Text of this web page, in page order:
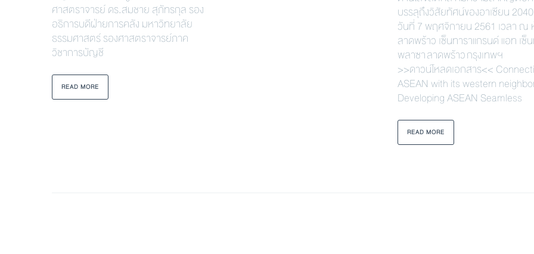
ศาสตราจารย์ ดร.สมชาย สุภัทรกุล รอง
อธิการบดีฝ่ายการคลัง มหาวิทยาลัย
ธรรมศาสตร์ รองศาสตราจารย์ภาค
วิชาการบัญชี
READ MORE
บรรลุถึงวิสัยทัศน์ของอาเซียน
วันที่ 7 พฤศจิกายน 2561 เวลา ณ
ลาดพร้าว เซ็นทาราแกรนด์ แอท เซ็
พลาซา ลาดพร้าว กรุงเทพฯ
>>ดาวน์โหลดเอกสาร<<
ASEAN with its western
Developing ASEAN Seamless
READ MORE